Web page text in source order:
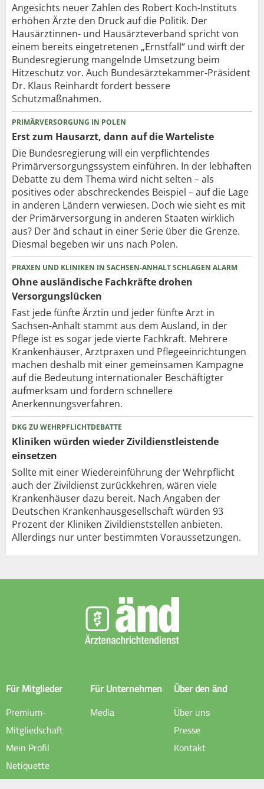
Angesichts neuer Zahlen des Robert Koch-Instituts
erhöhen Ärzte den Druck auf die Politik. Der
Hausärztinnen- und Hausärzteverband spricht von
einem bereits eingetretenen „Ernstfall“ und wirft der
Bundesregierung mangelnde Umsetzung beim
Hitzeschutz vor. Auch Bundesärztekammer-Präsident
Dr. Klaus Reinhardt fordert bessere
Schutzmaßnahmen.
PRIMÄRVERSORGUNG IN POLEN
Erst zum Hausarzt, dann auf die Warteliste
Die Bundesregierung will ein verpflichtendes
Primärversorgungssystem einführen. In der lebhaften
Debatte zu dem Thema wird nicht selten – als
positives oder abschreckendes Beispiel – auf die Lage
in anderen Ländern verwiesen. Doch wie sieht es mit
der Primärversorgung in anderen Staaten wirklich
aus? Der änd schaut in einer Serie über die Grenze.
Diesmal begeben wir uns nach Polen.
PRAXEN UND KLINIKEN IN SACHSEN-ANHALT SCHLAGEN ALARM
Ohne ausländische Fachkräfte drohen
Versorgungslücken
Fast jede fünfte Ärztin und jeder fünfte Arzt in
Sachsen-Anhalt stammt aus dem Ausland, in der
Pflege ist es sogar jede vierte Fachkraft. Mehrere
Krankenhäuser, Arztpraxen und Pflegeeinrichtungen
machen deshalb mit einer gemeinsamen Kampagne
auf die Bedeutung internationaler Beschäftigter
aufmerksam und fordern schnellere
Anerkennungsverfahren.
DKG ZU WEHRPFLICHTDEBATTE
Kliniken würden wieder Zivildienstleistende
einsetzen
Sollte mit einer Wiedereinführung der Wehrpflicht
auch der Zivildienst zurückkehren, wären viele
Krankenhäuser dazu bereit. Nach Angaben der
Deutschen Krankenhausgesellschaft würden 93
Prozent der Kliniken Zivildienststellen anbieten.
Allerdings nur unter bestimmten Voraussetzungen.
Für Mitglieder
Premium-
Mitgliedschaft
Mein Profil
Netiquette
Für Unternehmen
Media
Über den änd
Über uns
Presse
Kontakt
Rechtliche Hinweise